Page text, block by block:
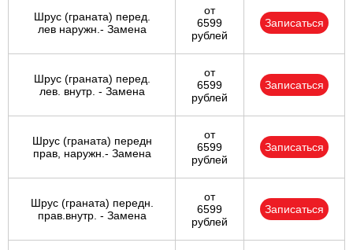
Шрус (граната) перед.
лев наружн.- Замена
от
6599
рублей
Записаться
Шрус (граната) перед.
лев. внутр. - Замена
от
6599
рублей
Записаться
Шрус (граната) передн
прав, наружн.- Замена
от
6599
рублей
Записаться
Шрус (граната) передн.
прав.внутр. - Замена
от
6599
рублей
Записаться